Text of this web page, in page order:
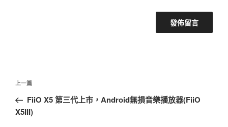
文
導
上
一
篇
上一篇
FiiO X5 第三代上市，Android無損音樂播放器(FiiO
X5III)